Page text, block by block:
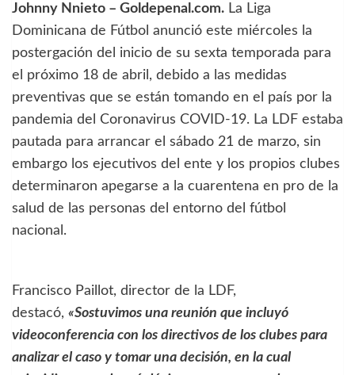
Johnny Nnieto – Goldepenal.com. La Liga
Dominicana de Fútbol anunció este miércoles la
postergación del inicio de su sexta temporada para
el próximo 18 de abril, debido a las medidas
preventivas que se están tomando en el país por la
pandemia del Coronavirus COVID-19. La LDF estaba
pautada para arrancar el sábado 21 de marzo, sin
embargo los ejecutivos del ente y los propios clubes
determinaron apegarse a la cuarentena en pro de la
salud de las personas del entorno del fútbol
nacional.
Francisco Paillot, director de la LDF,
destacó, «Sostuvimos una reunión que incluyó
videoconferencia con los directivos de los clubes para
analizar el caso y tomar una decisión, en la cual